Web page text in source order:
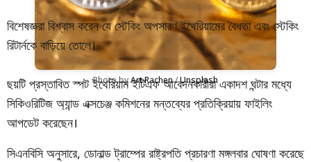
Photo by Art Rachen / Unsplash
বিশেষজ্ঞরা বিশ্বাস করেন যে স্টেকিং অপসারণ ইথেরিয়ামের বৈধতা এবং স্টেকিং
রিটার্নকে বাড়িয়ে তোলে।
ছয়টি প্রস্তাবিত স্পট ইথেরিয়াম ইটিএফ আবেদনকারীরা একাদশ ঘন্টার মধ্যে
সিকিওরিটিজ অ্যান্ড এক্সচেঞ্জ কমিশনের মন্তব্যের প্রতিক্রিয়ায় ফাইলিং
আপডেট করেছেন।
সিএনবিসি অনুসারে, ডোনাল্ড ট্রাম্পের রাষ্ট্রপতি প্রচারণা মঙ্গলবার ঘোষণা করেছে